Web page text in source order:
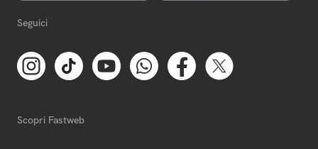
Seguici
Scopri Fastweb